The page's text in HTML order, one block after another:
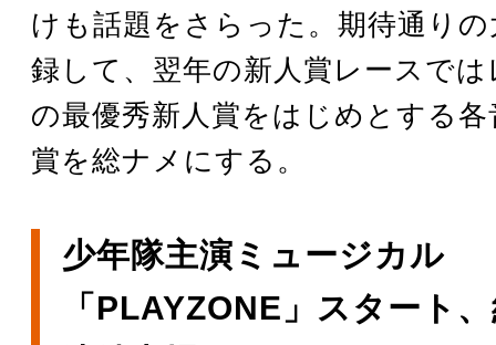
けも話題をさらった。期待通り
録して、翌年の新人賞レースで
の最優秀新人賞をはじめとする
賞を総ナメにする。
少年隊主演ミュージカル
「PLAYZONE」スタート